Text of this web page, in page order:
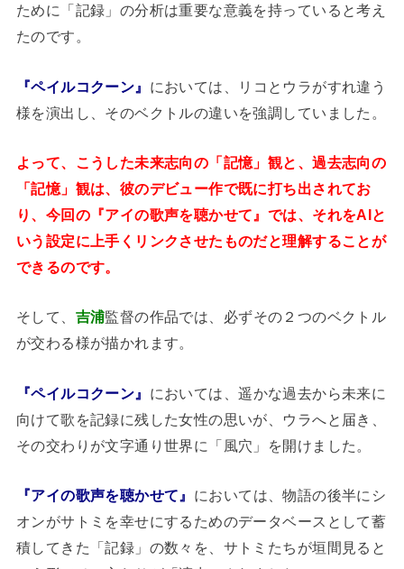
ために「記録」の分析は重要な意義を持っていると考え
たのです。
『ペイルコクーン』 においては、リコとウラがすれ違う
様を演出し、そのベクトルの違いを強調していました。
よって、こうした未来志向の「記憶」観と、過去志向の
「記憶」観は、彼のデビュー作で既に打ち出されてお
り、今回の『アイの歌声を聴かせて』では、それをAIと
いう設定に上手くリンクさせたものだと理解することが
できるのです。
そして、 吉浦監督の作品では、必ずその２つのベクトル
が交わる様が描かれます。
『ペイルコクーン』 においては、遥かな過去から未来に
向けて歌を記録に残した女性の思いが、ウラへと届き、
その交わりが文字通り世界に「風穴」を開けました。
『アイの歌声を聴かせて』 においては、物語の後半にシ
オンがサトミを幸せにするためのデータベースとして蓄
積してきた「記録」の数々を、サトミたちが垣間見ると